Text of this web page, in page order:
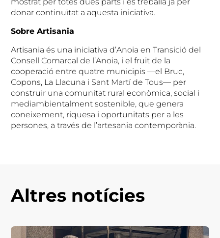
donar continuïtat a aquesta iniciativa.
Sobre Artisania
Artisania és una iniciativa d’Anoia en Transició del
Consell Comarcal de l’Anoia, i el fruit de la
cooperació entre quatre municipis —el Bruc,
Copons, La Llacuna i Sant Martí de Tous— per
construir una comunitat rural econòmica, social i
mediambientalment sostenible, que genera
coneixement, riquesa i oportunitats per a les
persones, a través de l’artesania contemporània.
Altres notícies